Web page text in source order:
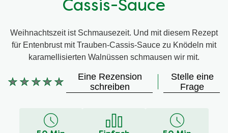
Cassis-Sauce
Weihnachtszeit ist Schmausezeit. Und mit diesem Rezept
für Entenbrust mit Trauben-Cassis-Sauce zu Knödeln mit
karamellisierten Walnüssen schmausen wir mit.
Keine
Eine Rezension
schreiben
Stelle eine
Frage